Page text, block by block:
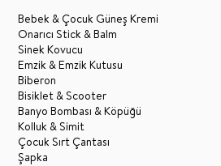
Bebek & Çocuk Güneş Kremi
Onarıcı Stick & Balm
Sinek Kovucu
Emzik & Emzik Kutusu
Biberon
Bisiklet & Scooter
Banyo Bombası & Köpüğü
Kolluk & Simit
Çocuk Sırt Çantası
Şapka